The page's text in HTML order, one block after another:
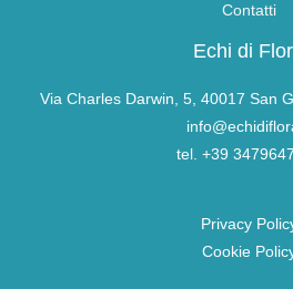
Contatti
Echi di
Via Charles Darwin, 5, 40017 San
tel. +39
Privacy
Cookie